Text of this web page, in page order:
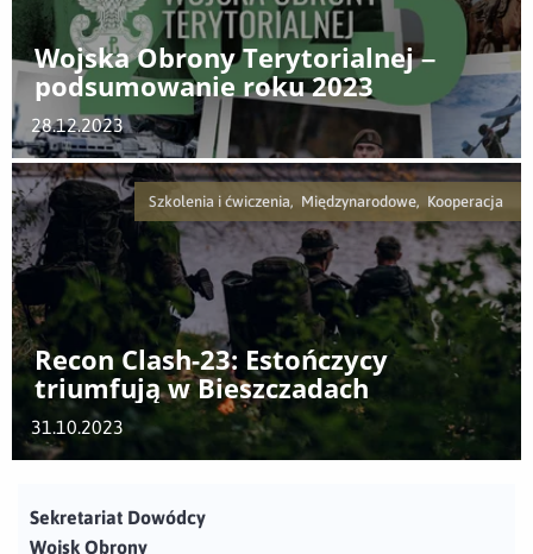
Wojska Obrony Terytorialnej –
podsumowanie roku 2023
28.12.2023
Szkolenia i ćwiczenia, Międzynarodowe, Kooperacja
Recon Clash-23: Estończycy
triumfują w Bieszczadach
31.10.2023
Sekretariat Dowódcy
Wojsk Obrony